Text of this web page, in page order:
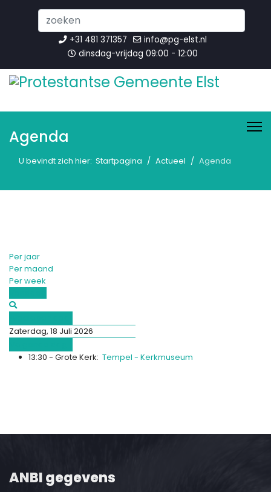
...
+31 481 371357
info@pg-elst.nl
dinsdag-vrijdag 09:00 - 12:00
Agenda
U bevindt zich hier: Startpagina Actueel Agenda
Per jaar
Per maand
Per week
Zaterdag, 18 Juli 2026
13:30 - Grote Kerk: Tempel - Kerkmuseum
ANBI gegevens